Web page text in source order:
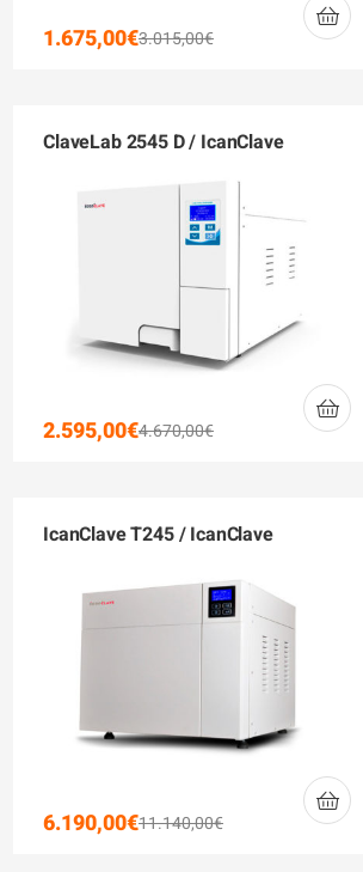
3.015,00€
1.675,00€
ClaveLab 2545 D / IcanClave
4.670,00€
2.595,00€
IcanClave T245 / IcanClave
11.140,00€
6.190,00€